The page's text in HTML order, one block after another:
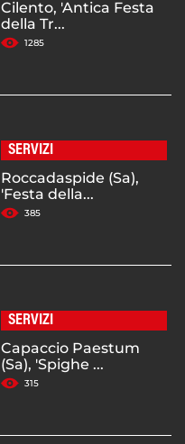
Cilento, 'Antica Festa
della Tr...
1285
SERVIZI
Roccadaspide (Sa),
'Festa della...
385
SERVIZI
Capaccio Paestum
(Sa), 'Spighe ...
315